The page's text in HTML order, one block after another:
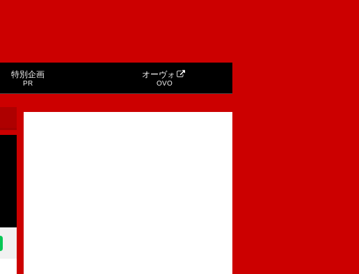
特別企画
PR
オーヴォ
OVO